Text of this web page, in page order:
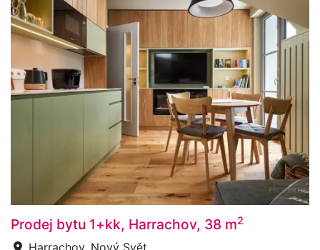
Prodej bytu 1+kk, Harrachov, 38 m2